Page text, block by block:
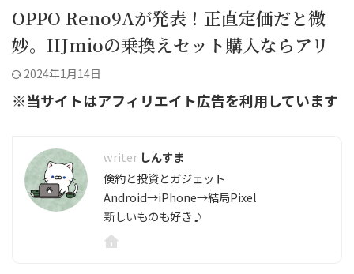
OPPO Reno9Aが発表！正直定価だと微
妙。IIJmioの乗換えセット購入ならアリ
2024年1月14日
※当サイトはアフィリエイト広告を利用しています
しんすま
倹約と投資とガジェット
Android→iPhone→結局Pixel
新しいものも好き♪